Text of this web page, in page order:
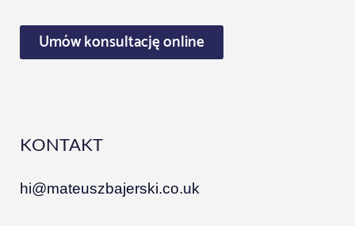
Umów konsultację online
KONTAKT
hi@mateuszbajerski.co.uk